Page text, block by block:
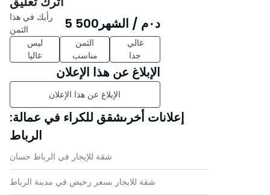
السيد نور الدين – وكالة مفتاح الحلم
للمزيد من المعلومات أو لترتيب زيارة،
لا تتردد في الاتصال بنا.
رأيك في هذا
الثمن
5 500 د٠م / الشهر
ليس
غاليا
الثمن
مناسب
غالي
جدا
الإبلاغ عن هذا الإعلان
الإبلاغ عن هذا الإعلان
إعلانات أخرىشقق للكراء في عمالة:
الرباط
شقة للإيجار في الرباط حسان
شقة للايجار بسعر رخيص في مدينة الرباط